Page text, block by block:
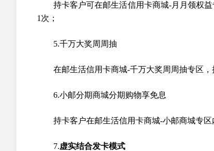
持卡客户可在邮生活信用卡商城-月月领权
1次；
5.千万大奖周周抽
在邮生活信用卡商城-千万大奖周周抽专区
6.小邮分期商城分期购物享免息
持卡客户在邮生活信用卡商城-小邮商城专
7.虚实结合发卡模式